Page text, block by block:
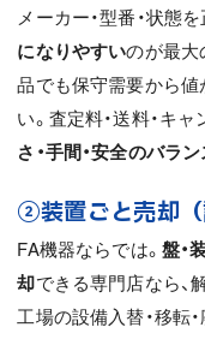
メーカー・型番・状態
になりやすいのが最大
品でも保守需要から値
い。査定料・送料・キ
さ・手間・安全のバラ
②装置ごと売却（
FA機器ならでは。 盤・
却できる専門店なら、
工場の設備入替・移転